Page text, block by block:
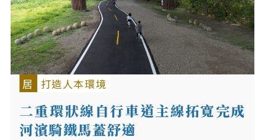
居 打造人本環境
二重環狀線自行車道主線拓寬完成
河濱騎鐵馬蓋舒適